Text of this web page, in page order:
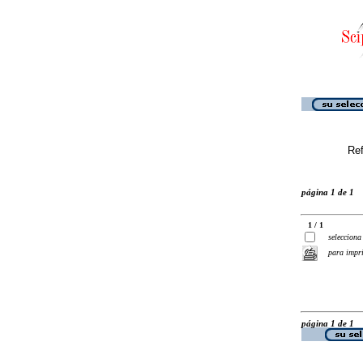
página 1 de 1
1 / 1
selecciona
para
página 1 de 1